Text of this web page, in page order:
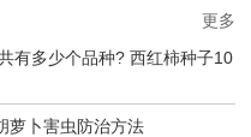
有多少个品种? 西红柿种子10
萝卜害虫防治方法
更多